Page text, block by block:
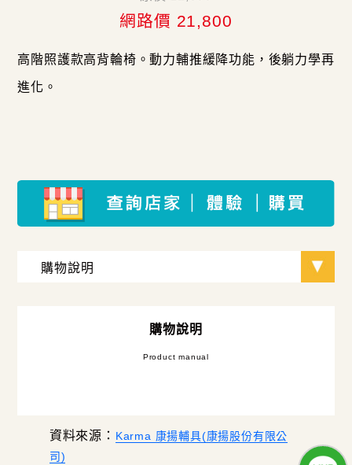
網路價 21,800
高階照護款高背輪椅。動力輔推緩降功能，後躺力學再
進化。
購物說明
Product manual
資料來源： Karma 康揚輔具(康揚股份有限公
司)